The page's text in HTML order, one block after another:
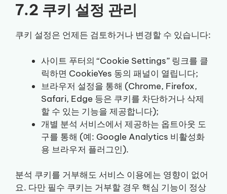
7.2 쿠키 설정 관리
쿠키 설정은 언제든 검토하거나 변경할 수 있습니다:
사이트 푸터의 “Cookie Settings” 링크를 클
릭하면 CookieYes 동의 패널이 열립니다;
브라우저 설정을 통해 (Chrome, Firefox,
Safari, Edge 등은 쿠키를 차단하거나 삭제
할 수 있는 기능을 제공합니다);
개별 분석 서비스에서 제공하는 옵트아웃 도
구를 통해 (예: Google Analytics 비활성화
용 브라우저 플러그인).
분석 쿠키를 거부해도 서비스 이용에는 영향이 없어
요. 다만 필수 쿠키는 거부할 경우 핵심 기능이 정상